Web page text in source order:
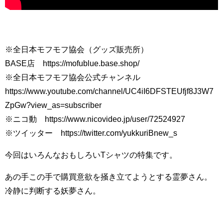
※全日本モフモフ協会（グッズ販売所）
BASE店 https://mofublue.base.shop/
※全日本モフモフ協会公式チャンネル
https://www.youtube.com/channel/UC4iI6DFSTEUfjf8J3W7
ZpGw?view_as=subscriber
※ニコ動 https://www.nicovideo.jp/user/72524927
※ツイッター https://twitter.com/yukkuriBnew_s
今回はいろんなおもしろいTシャツの特集です。
あの手この手で購買意欲を掻き立てようとする霊夢さん。
冷静に判断する妖夢さん。